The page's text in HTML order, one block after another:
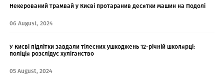
Некерований трамвай у Києві протаранив десятки машин на Подолі
06 August, 2024
У Києві підлітки завдали тілесних ушкоджень 12-річній школярці:
поліція розслідує хуліганство
05 August, 2024